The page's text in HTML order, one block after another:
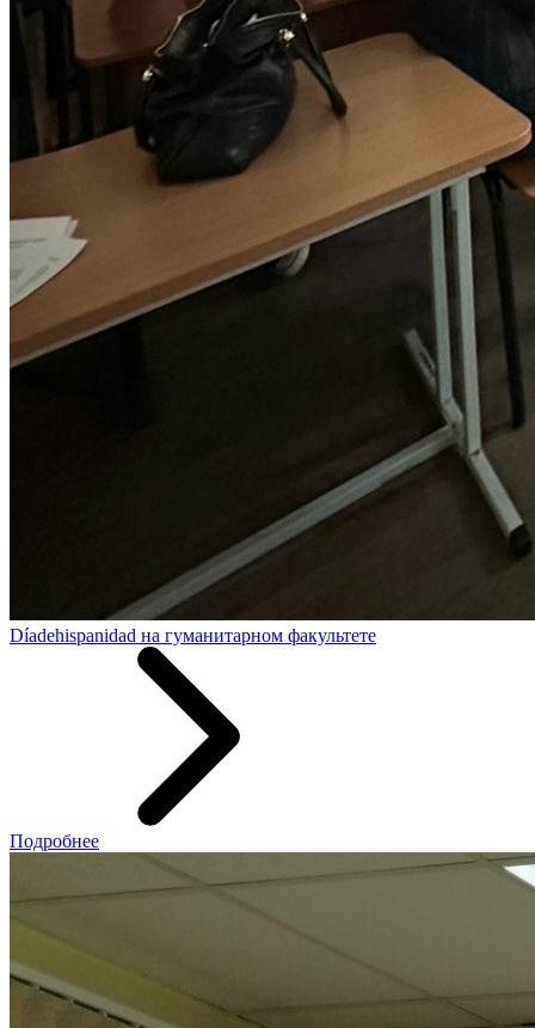
Díadehispanidad на гуманитарном факультете
Подробнее